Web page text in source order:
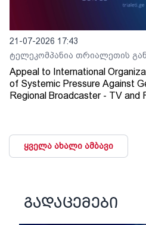
21-07-2026 17:43
ტელეკომპანია თრიალეთის
Appeal to International
of Systemic Pressure Against
Regional Broadcaster - TV and
ყველა ახალი ამბავი
გადაცემები